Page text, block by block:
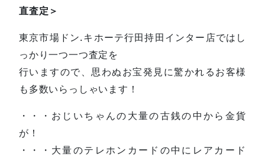
直査定＞
東京市場ドン.キホーテ行田持田インター店ではし
っかり一つ一つ査定を
行いますので、思わぬお宝発見に驚かれるお客様
も多数いらっしゃいます！
・・・おじいちゃんの大量の古銭の中から金貨
が！
・・・大量のテレホンカードの中にレアカード